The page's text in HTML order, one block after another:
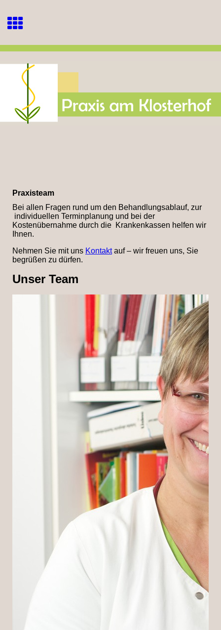
Praxisteam
Bei allen Fragen rund um den Behandlungsablauf, zur
individuellen Terminplanung und bei der
Kostenübernahme durch die Krankenkassen helfen wir
Ihnen.
Nehmen Sie mit uns Kontaktauf – wir freuen uns, Sie
begrüßen zu dürfen.
Unser Team